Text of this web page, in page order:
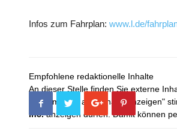
Infos zum Fahrplan: www.l.de/
Empfohlene redaktionelle Inhalte
An dieser Stelle finden Sie externe
Mit dem Klick auf "Inhalte anzeigen"
Inc.anzeigen dürfen. Damit können